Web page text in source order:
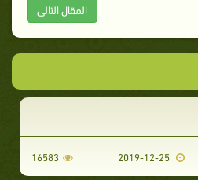
المقال التالى
2019-12-25
16583